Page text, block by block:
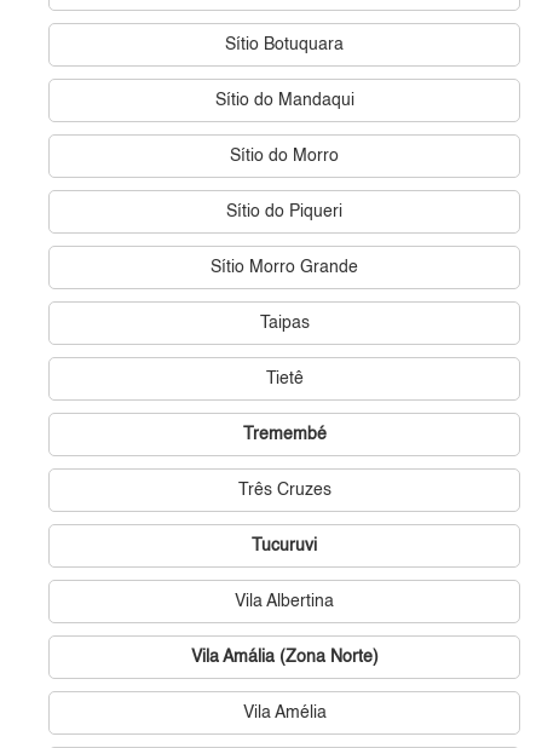
Sítio Botuquara
Sítio do Mandaqui
Sítio do Morro
Sítio do Piqueri
Sítio Morro Grande
Taipas
Tietê
Tremembé
Três Cruzes
Tucuruvi
Vila Albertina
Vila Amália (Zona Norte)
Vila Amélia